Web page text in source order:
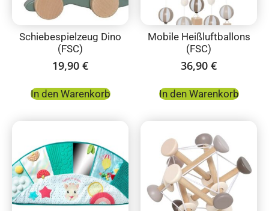
Schiebespielzeug Dino
(FSC)
19,90 €
In den Warenkorb
Mobile Heißluftballons
(FSC)
36,90 €
In den Warenkorb